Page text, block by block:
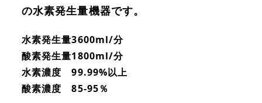
の水素発生量機器です。
水素発生量3600ml/分
酸素発生量1800ml/分
水素濃度 99.99%以上
酸素濃度 85-95％